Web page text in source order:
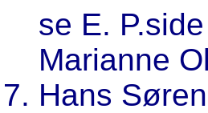
se E.
Marianne
Hans